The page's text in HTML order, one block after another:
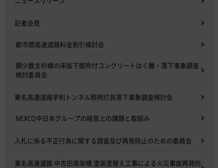
記者会見
都市間高速道路料金割引検討会
鋼少数主桁橋の床版下面吹付コンクリートはく離・落下事象調査
検討委員会
東名高速道路宇利トンネル照明灯具落下事象調査検討会
NEXCO中日本グループの経営上の課題と取組み
入札に係る不正行為に関する調査及び再発防止のための委員会
東名高速道路 中吉田高架橋 塗装塗替え工事による火災事故再発防